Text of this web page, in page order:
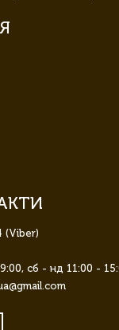
(Viber)
сб - нд 11:00 -